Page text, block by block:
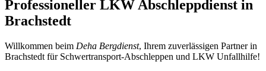
Professioneller LKW Abschleppdienst in
Brachstedt
Willkommen beim Deha Bergdienst, Ihrem zuverlässigen Partner in
Brachstedt für Schwertransport-Abschleppen und LKW Unfallhilfe!